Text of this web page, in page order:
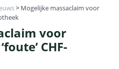
> Mogelijke massaclaim voor
voor
CHF-